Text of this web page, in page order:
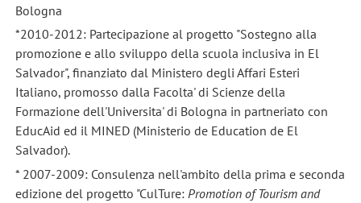
Bologna
*2010-2012: Partecipazione al progetto "Sostegno alla
promozione e allo sviluppo della scuola inclusiva in El
Salvador", finanziato dal Ministero degli Affari Esteri
Italiano, promosso dalla Facolta' di Scienze della
Formazione dell'Universita' di Bologna in partneriato con
EducAid ed il MINED (Ministerio de Education de El
Salvador).
* 2007-2009: Consulenza nell'ambito della prima e seconda
edizione del progetto "CulTure: Promotion of Tourism and